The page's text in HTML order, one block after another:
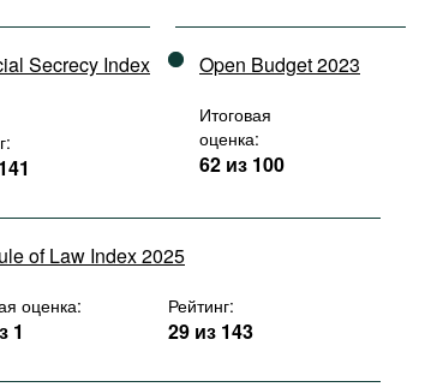
Secrecy Index
Open Budget 2023
Итоговая
оценка:
62 из 100
of Law Index 2025
оценка:
1
Рейтинг:
29 из 143